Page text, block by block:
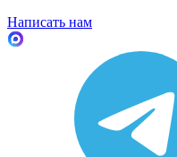
Написать нам